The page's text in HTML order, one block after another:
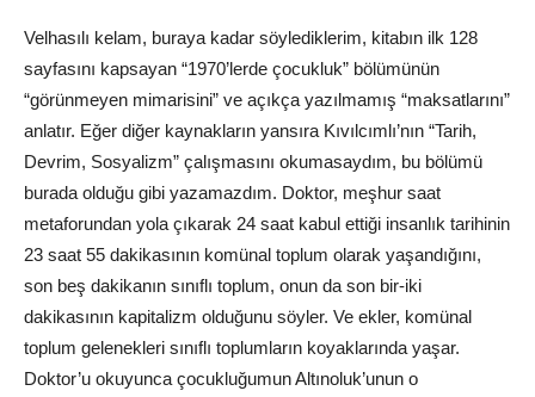
Velhasılı kelam, buraya kadar söylediklerim, kitabın ilk 128
sayfasını kapsayan “1970’lerde çocukluk” bölümünün
“görünmeyen mimarisini” ve açıkça yazılmamış “maksatlarını”
anlatır. Eğer diğer kaynakların yansıra Kıvılcımlı’nın “Tarih,
Devrim, Sosyalizm” çalışmasını okumasaydım, bu bölümü
burada olduğu gibi yazamazdım. Doktor, meşhur saat
metaforundan yola çıkarak 24 saat kabul ettiği insanlık tarihinin
23 saat 55 dakikasının komünal toplum olarak yaşandığını,
son beş dakikanın sınıflı toplum, onun da son bir-iki
dakikasının kapitalizm olduğunu söyler. Ve ekler, komünal
toplum gelenekleri sınıflı toplumların koyaklarında yaşar.
Doktor’u okuyunca çocukluğumun Altınoluk’unun o